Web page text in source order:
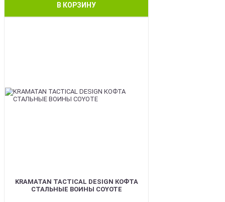
В КОРЗИНУ
KRAMATAN TACTICAL DESIGN КОФТА
СТАЛЬНЫЕ ВОИНЫ COYOTE